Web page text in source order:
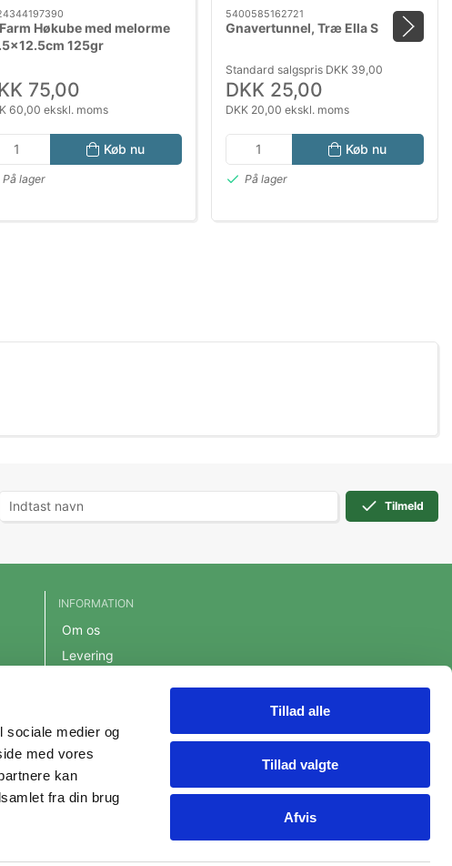
sociale medier og
med vores
kan
fra din brug
Tillad alle
Tillad valgte
Afvis
Høkube med melorme
125gr
75,00
60,00 ekskl. moms
Køb nu
På lager
5400585162721
Gnavertunnel, Træ Ella S
Standard salgspris DKK 39,00
DKK 25,00
DKK 20,00 ekskl. moms
Køb nu
På lager
Tilmeld
INFORMATION
Om os
Levering
Persondatapolitik
Fortrydelsesret